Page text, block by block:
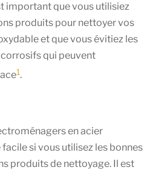
important que vous utilisiez
produits pour nettoyer vos
et que vous évitiez les
qui peuvent
1.
en acier
si vous utilisez les bonnes
produits de nettoyage. Il est